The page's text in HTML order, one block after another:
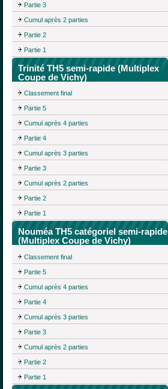
Partie 3
Cumul après 2 parties
Partie 2
Partie 1
Trinité TH5 semi-rapide (Multiplex
Coupe de Vichy)
Classement final
Partie 5
Cumul après 4 parties
Partie 4
Cumul après 3 parties
Partie 3
Cumul après 2 parties
Partie 2
Partie 1
Nouméa TH5 catégoriel semi-rapide
(Multiplex Coupe de Vichy)
Classement final
Partie 5
Cumul après 4 parties
Partie 4
Cumul après 3 parties
Partie 3
Cumul après 2 parties
Partie 2
Partie 1